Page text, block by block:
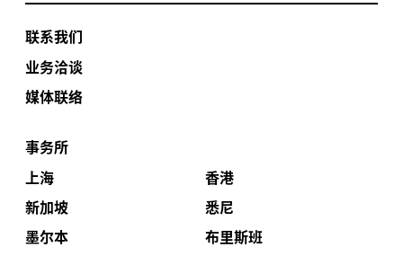
联系我们
业务洽谈
媒体联络
事务所
上海
香港
新加坡
悉尼
墨尔本
布里斯班